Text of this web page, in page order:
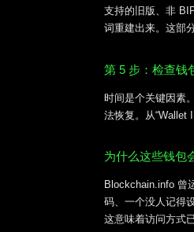
支持的旧版、非
词重建出来。这部
第 5 步：检查钱
时间是个关键因素
法恢复。从“Wallet
为什么这些钱包
Blockchain.info 曾
码、一个没人记得
这意味着访问方式